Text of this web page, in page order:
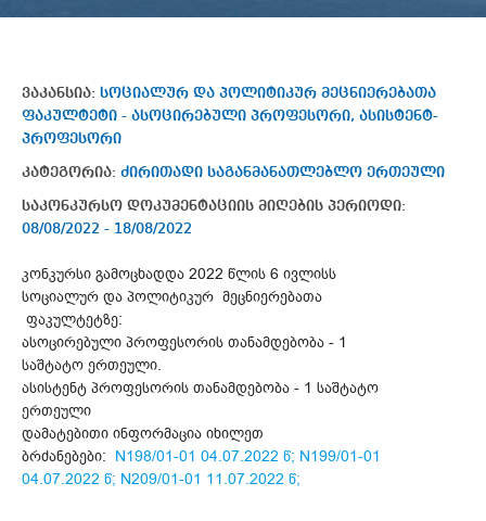
ვაკანსია: სოციალურ და პოლიტიკურ მეცნიერებათა
ფაკულტეტი - ასოცირებული პროფესორი, ასისტენტ-
პროფესორი
კატეგორია: ძირითადი საგანმანათლებლო ერთეული
საკონკურსო დოკუმენტაციის მიღების პერიოდი:
08/08/2022 - 18/08/2022
კონკურსი გამოცხადდა 2022 წლის 6 ივლისს
სოციალურ და პოლიტიკურ მეცნიერებათა
ფაკულტეტზე:
ასოცირებული პროფესორის თანამდებობა - 1
საშტატო ერთეული.
ასისტენტ პროფესორის თანამდებობა - 1 საშტატო
ერთეული
დამატებითი ინფორმაცია იხილეთ
ბრძანებები: N198/01-01 04.07.2022 წ; N199/01-01
04.07.2022 წ; N209/01-01 11.07.2022 წ;